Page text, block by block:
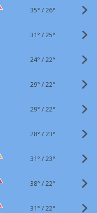
35° /26°
31° /25°
24° /22°
29° /22°
29° /22°
28° /23°
31° /23°
38° /22°
31° /22°